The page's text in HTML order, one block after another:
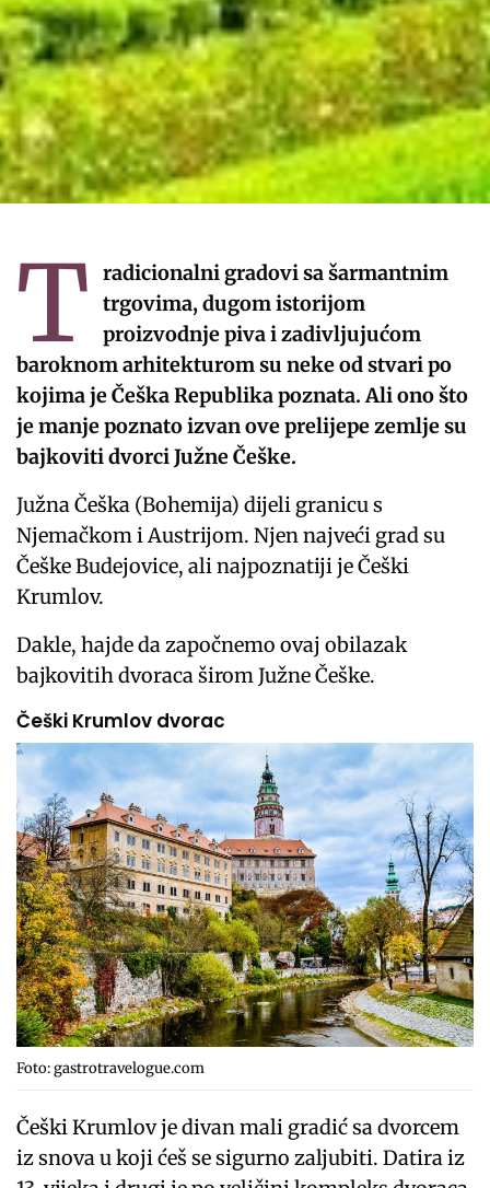
T
radicionalni gradovi sa šarmantnim
trgovima, dugom istorijom
proizvodnje piva i zadivljujućom
baroknom arhitekturom su neke od stvari po
kojima je Češka Republika poznata. Ali ono što
je manje poznato izvan ove prelijepe zemlje su
bajkoviti dvorci Južne Češke.
Južna Češka (Bohemija) dijeli granicu s
Njemačkom i Austrijom. Njen najveći grad su
Češke Budejovice, ali najpoznatiji je Češki
Krumlov.
Dakle, hajde da započnemo ovaj obilazak
bajkovitih dvoraca širom Južne Češke.
Češki Krumlov dvorac
Foto: gastrotravelogue.com
Češki Krumlov je divan mali gradić sa dvorcem
iz snova u koji ćeš se sigurno zaljubiti. Datira iz